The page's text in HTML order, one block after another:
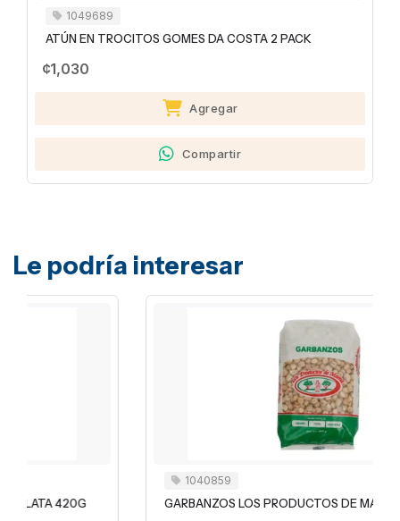
1049689
ATÚN EN TROCITOS GOMES DA COSTA 2 PACK
¢1,030
Agregar
Compartir
Le podría interesar
GARBANZOS LOS PRODUCTOS DE MAMÁ 400G